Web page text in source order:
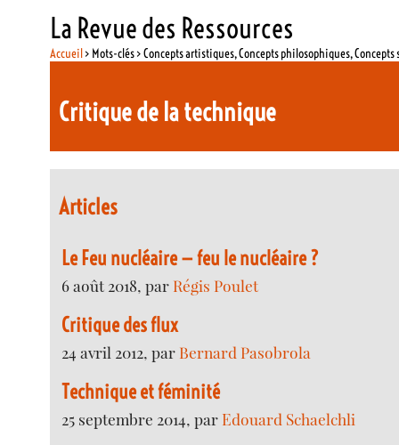
La Revue des Ressources
Accueil> Mots-clés > Concepts artistiques, Concepts philosophiques,
Critique de la technique
Articles
Le Feu nucléaire — feu le nucléaire ?
6 août 2018, par Régis Poulet
Critique des flux
24 avril 2012, par Bernard Pasobrola
Technique et féminité
25 septembre 2014, parEdouard Schaelchli